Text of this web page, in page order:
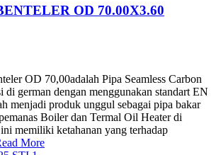
OD 70.00X3.60
OD 70,00adalah Pipa Seamless Carbon
di german dengan menggunakan standart EN
menjadi produk unggul sebagai pipa bakar
Boiler dan Termal Oil Heater di
memiliki ketahanan yang terhadap
More